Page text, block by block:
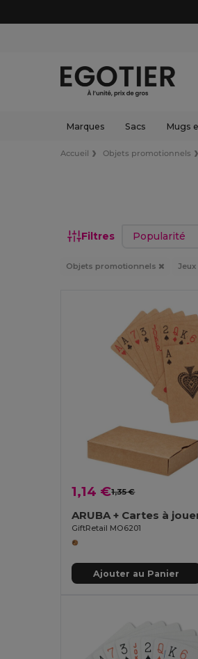
Marques Sacs Mugs
Accueil Objets promotionnels
Filtres Trier par
Objets promotionnels Jeux
1,14 €1,35 €
GiftRetail MO6201
Ajouter au Panier